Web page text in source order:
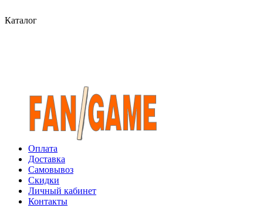
Каталог
Оплата
Доставка
Самовывоз
Скидки
Личный кабинет
Контакты